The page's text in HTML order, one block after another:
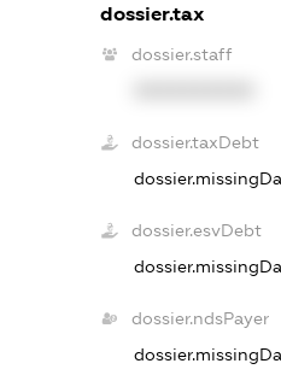
dossier.tax
dossier.staff
dossier.taxDebt
dossier.esvDebt
dossier.ndsPayer